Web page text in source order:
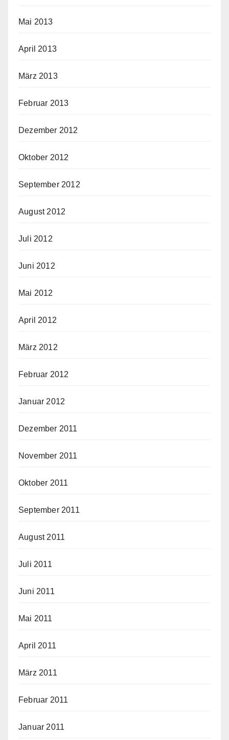
Mai 2013
April 2013
März 2013
Februar 2013
Dezember 2012
Oktober 2012
September 2012
August 2012
Juli 2012
Juni 2012
Mai 2012
April 2012
März 2012
Februar 2012
Januar 2012
Dezember 2011
November 2011
Oktober 2011
September 2011
August 2011
Juli 2011
Juni 2011
Mai 2011
April 2011
März 2011
Februar 2011
Januar 2011